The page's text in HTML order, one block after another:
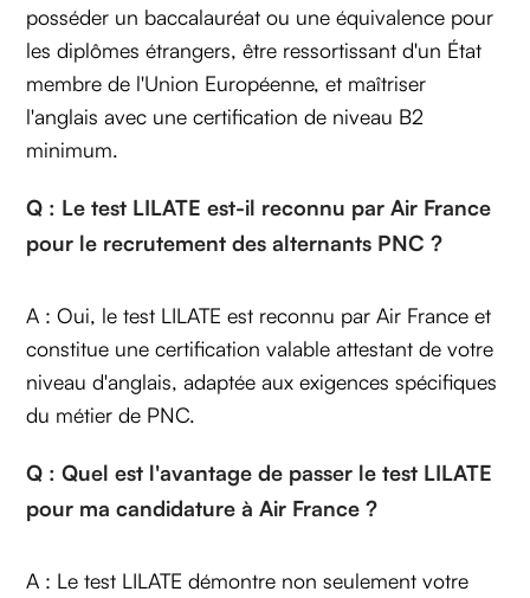
posséder un baccalauréat ou une équivalence pour
les diplômes étrangers, être ressortissant d'un État
membre de l'Union Européenne, et maîtriser
l'anglais avec une certification de niveau B2
minimum.
Q : Le test LILATE est-il reconnu par Air France
pour le recrutement des alternants PNC ?
A : Oui, le test LILATE est reconnu par Air France et
constitue une certification valable attestant de votre
niveau d'anglais, adaptée aux exigences spécifiques
du métier de PNC.
Q : Quel est l'avantage de passer le test LILATE
pour ma candidature à Air France ?
A : Le test LILATE démontre non seulement votre